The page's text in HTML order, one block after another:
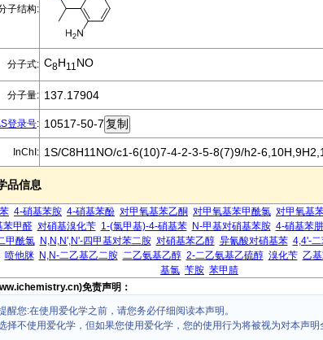
子结构:
分子式: C8H11 NO
分子量: 137.17904
登录号: 10517-50-7
InChI: 1S/C8H11NO/c1-6(10)7-4-2-3-5-8(7)9/h2-
品信息
4-硝基苯胺 4-硝基苯酚 对甲氧基苯乙酮 对甲氧基苯甲酰氯 对甲氧基
苯甲醛 对硝基溴化苄 1-(氯甲基)-4-硝基苯 N-甲基对硝基苯胺 4-硝基苯肼
甲酰氯 N,N,N',N'-四甲基对苯二胺 对硝基苯乙醇 异氰酸对硝基苯 4,4'-
喷他脒 N,N-二乙基乙二胺 二乙氨基乙醇 2-二乙氨基乙硫醇 溴化苄 乙
基氯 苄胺 苯甲腈
免责声明：
醒您:在使用爱化学之前，请您务必仔细阅读本声明。
择不使用爱化学，但如果您使用爱化学，您的使用行为将被视为对本声明